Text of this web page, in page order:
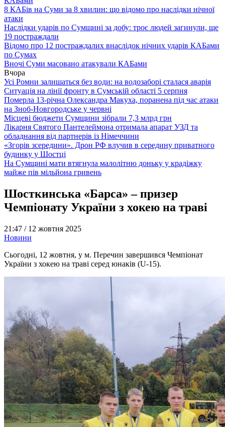
8 КАБів на Суми за 8 хвилин: що відомо про наслідки нічної
атаки
Наслідки ударів по Сумщині за добу: троє людей загинули, ще
19 постраждали
Відомо про 12 постраждалих внаслідок нічних ударів КАБами
по Сумах
Вночі Суми масовано атакували КАБами
Вчора
Усі Ромни залишаться без води: на водозаборі сталася аварія
Ситуація на лінії фронту в Сумській області 5 серпня
Померла 13-річна Олександра Макуха, поранена під час атаки
на Зноб-Новгородське у червні
Місцеві бюджети Сумщини зібрали 7,3 млрд грн
Лікарня Святого Пантелеймона отримала апарат УЗД та
обладнання від партнерів із Німеччини
«Згорів зсередини». Дрон РФ влучив в середину приватного
будинку у Шостці
На Сумщині мати втягнула малолітню доньку у крадіжку
майже пів мільйона гривень
Шосткинська «Барса» – призер
Чемпіонату України з хокею на траві
21:47 / 12 жовтня 2025
Новини
Сьогодні, 12 жовтня, у м. Перечин завершився Чемпіонат
України з хокею на траві серед юнаків (U-15).